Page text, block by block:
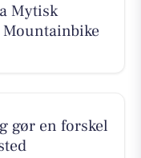
Mytisk
gør en forskel